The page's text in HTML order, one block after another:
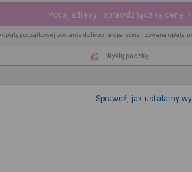
Podaj adresy i sprawdź łączną cenę
opłaty początkowej zostanie doliczona spersonalizowana
Wyślij paczkę
Sprawdź, jak ustalamy